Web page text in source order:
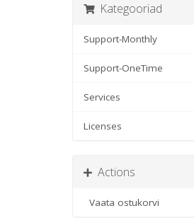
Kategooriad
Support-Monthly
Support-OneTime
Services
Licenses
Actions
Vaata ostukorvi